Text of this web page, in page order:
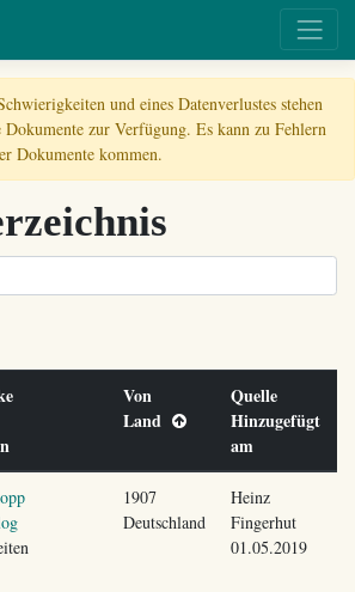
und eines Datenverlustes stehen
zur Verfügung. Es kann zu Fehlern
Dokumente kommen.
Von
Land
Quelle
Hinzugefügt
am
1907
Deutschland
Heinz
Fingerhut
01.05.2019